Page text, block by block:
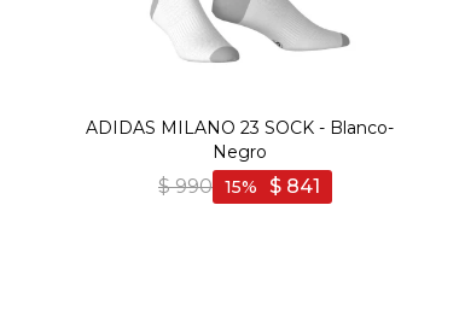
ADIDAS MILANO 23 SOCK - Blanco-
Negro
$ 990 $ 841
15